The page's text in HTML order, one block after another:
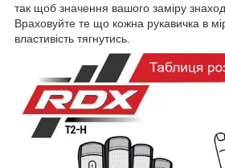
так щоб значення вашого заміру
Враховуйте те що кожна рукавичка в
властивість тягнутись.